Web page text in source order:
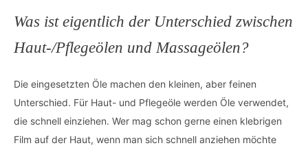
Was ist eigentlich der Unterschied zwischen
Haut-/Pflegeölen und Massageölen?
Die eingesetzten Öle machen den kleinen, aber feinen
Unterschied. Für Haut- und Pflegeöle werden Öle verwendet,
die schnell einziehen. Wer mag schon gerne einen klebrigen
Film auf der Haut, wenn man sich schnell anziehen möchte